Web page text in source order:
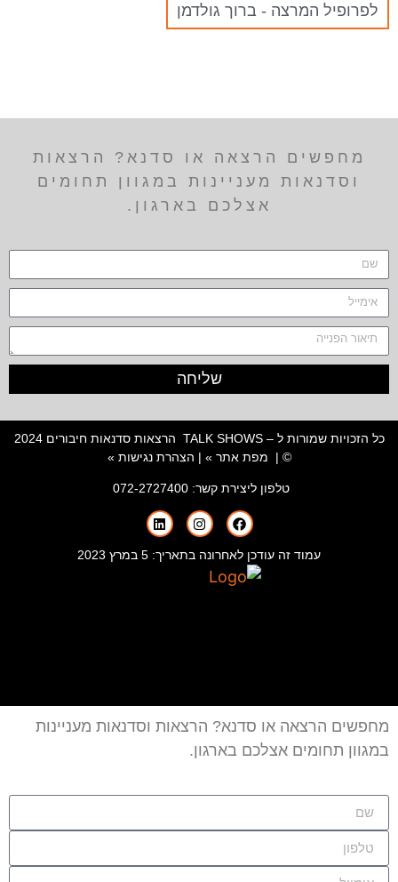
לפרופיל המרצה - ברוך גולדמן
מחפשים הרצאה או סדנא? הרצאות
וסדנאות מעניינות במגוון תחומים
אצלכם בארגון.
שליחה
כל הזכויות שמורות ל – TALK SHOWS הרצאות סדנאות חיבורים 2024
© | מפת אתר » | הצהרת נגישות »
טלפון ליצירת קשר:072-2727400
עמוד זה עודכן לאחרונה בתאריך: 5 במרץ 2023
מחפשים הרצאה או סדנא? הרצאות וסדנאות מעניינות
במגוון תחומים אצלכם בארגון.